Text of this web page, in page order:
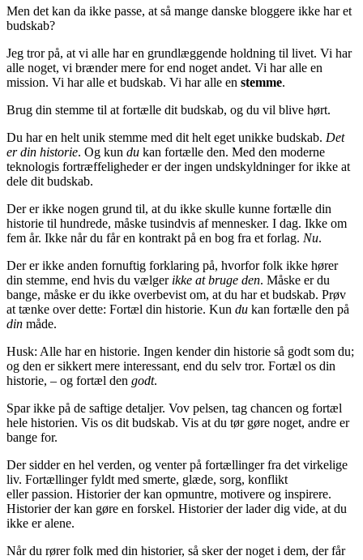
Men det kan da ikke passe, at så mange danske bloggere ikke har et
budskab?
Jeg tror på, at vi alle har en grundlæggende holdning til livet. Vi har
alle noget, vi brænder mere for end noget andet. Vi har alle en
mission. Vi har alle et budskab. Vi har alle en stemme.
Brug din stemme til at fortælle dit budskab, og du vil blive hørt.
Du har en helt unik stemme med dit helt eget unikke budskab. Det
er din historie. Og kun du kan fortælle den. Med den moderne
teknologis fortræffeligheder er der ingen undskyldninger for ikke at
dele dit budskab.
Der er ikke nogen grund til, at du ikke skulle kunne fortælle din
historie til hundrede, måske tusindvis af mennesker. I dag. Ikke om
fem år. Ikke når du får en kontrakt på en bog fra et forlag. Nu.
Der er ikke anden fornuftig forklaring på, hvorfor folk ikke hører
din stemme, end hvis du vælger ikke at bruge den. Måske er du
bange, måske er du ikke overbevist om, at du har et budskab. Prøv
at tænke over dette: Fortæl din historie. Kun du kan fortælle den på
din måde.
Husk: Alle har en historie. Ingen kender din historie så godt som du;
og den er sikkert mere interessant, end du selv tror. Fortæl os din
historie, – og fortæl den godt.
Spar ikke på de saftige detaljer. Vov pelsen, tag chancen og fortæl
hele historien. Vis os dit budskab. Vis at du tør gøre noget, andre er
bange for.
Der sidder en hel verden, og venter på fortællinger fra det virkelige
liv. Fortællinger fyldt med smerte, glæde, sorg, konflikt
eller passion. Historier der kan opmuntre, motivere og inspirere.
Historier der kan gøre en forskel. Historier der lader dig vide, at du
ikke er alene.
Når du rører folk med din historier, så sker der noget i dem, der får